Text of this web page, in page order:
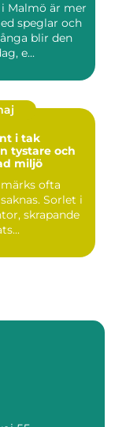
i Malmö är mer
speglar och
blir den
e...
i tak
tystare och
miljö
ofta
Sorlet i
skrapande